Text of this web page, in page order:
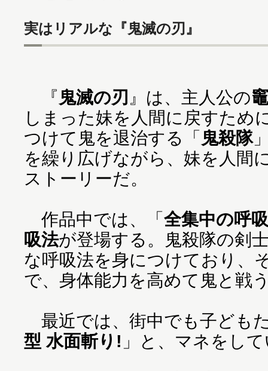
実はリアルな『鬼滅の刃』
『 鬼滅の刃 』は、主人公の
しまった妹を人間に戻すため
つけて鬼を退治する「 鬼殺隊
を繰り広げながら、妹を人間
ストーリーだ。
作品中では、「全集中の呼吸
吸法が登場する。鬼殺隊の剣
な呼吸法を身につけており、
で、身体能力を高めて鬼と戦
最近では、街中でも子ども
型 水面斬り! 」と、マネをし